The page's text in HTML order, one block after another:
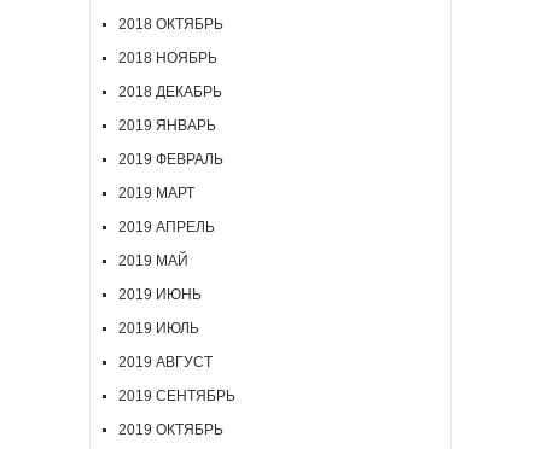
2018 ОКТЯБРЬ
2018 НОЯБРЬ
2018 ДЕКАБРЬ
2019 ЯНВАРЬ
2019 ФЕВРАЛЬ
2019 МАРТ
2019 АПРЕЛЬ
2019 МАЙ
2019 ИЮНЬ
2019 ИЮЛЬ
2019 АВГУСТ
2019 СЕНТЯБРЬ
2019 ОКТЯБРЬ